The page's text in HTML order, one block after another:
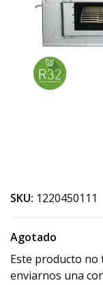
SKU: 1220450111
Agotado
Este producto no
enviarnos una